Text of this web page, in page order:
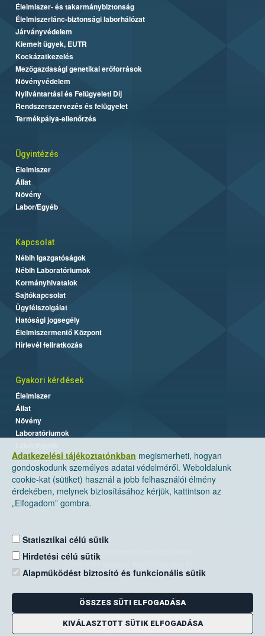
Adatkezelési tájékoztatónkban megismerheti, hogyan
gondoskodunk személyes adatai védelméről. Weboldalunk
cookie-kat (sütiket) használ a jobb felhasználói élmény
érdekében, melynek biztosításához kérjük, kattintson az
„Elfogadom” gombra.
Statisztikai célú sütik
Hirdetési célú sütik
Alapműködést biztosító és funkcionális sütik
ÖSSZES SÜTI ELFOGADÁSA
KIVÁLASZTOTT SÜTIK ELFOGADÁSA
Élelmiszer- és takarmánybiztonság
Élelmiszerlánc-biztonsági laborhálózat
Járványvédelem
Kiemelt ügyek, EUTR
Kockázatkezelés
Mezőgazdasági genetikai erőforrások
Növényvédelem
Nyilvántartási és Felügyeleti Díj
Rendszerszervezés és felügyelet
Termékpálya-ellenőrzés
Ügyintézés
Élelmiszer
Állat
Növény
Labor/Egyéb
Kapcsolat
Nébih Igazgatóságok
Nébih Laboratóriumok
Kormányhivatalok
Sajtókapcsolat
Ügyfélszolgálat
Hatósági jogsegély
Élelmiszermentő Központ
Hírlevél feliratkozás
Gyakori kérdések
Élelmiszer
Állat
Növény
Laboratóriumok
Nemzeti Élelmiszerlánc-biztonsági Hivatal
Levelezési cím: 1525 Budapest. Pf. 30.
E-mail:ugyfelszolgalat@nebih.gov.hu
Zöld szám: 06-80/263-244
Telefon: 06-1/ 336-9000